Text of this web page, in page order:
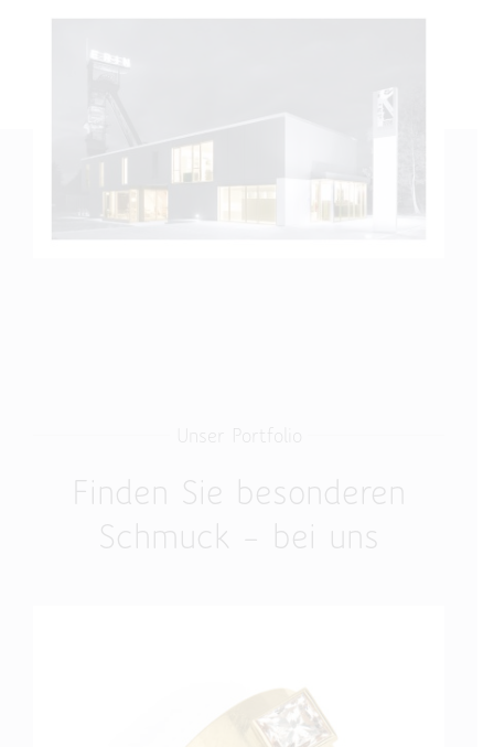
Unser Portfolio
Finden Sie besonderen
Schmuck – bei uns